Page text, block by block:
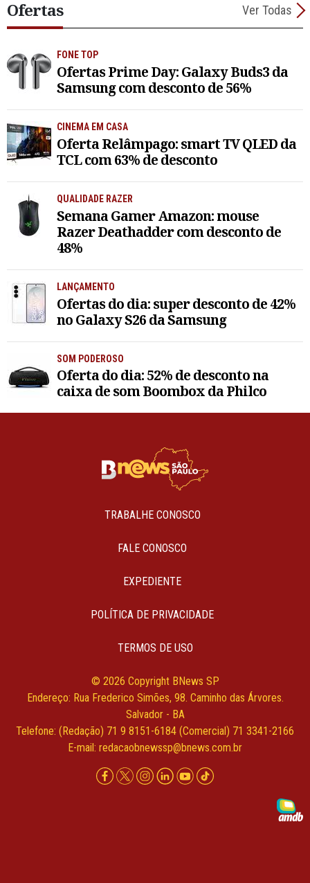
Ofertas Ver Todas
FONE TOP
Ofertas Prime Day: Galaxy Buds3 da
Samsung com desconto de 56%
CINEMA EM CASA
Oferta Relâmpago: smart TV QLED da
TCL com 63% de desconto
QUALIDADE RAZER
Semana Gamer Amazon: mouse
Razer Deathadder com desconto de
48%
LANÇAMENTO
Ofertas do dia: super desconto de 42%
no Galaxy S26 da Samsung
SOM PODEROSO
Oferta do dia: 52% de desconto na
caixa de som Boombox da Philco
TRABALHE CONOSCO
FALE CONOSCO
EXPEDIENTE
POLÍTICA DE PRIVACIDADE
TERMOS DE USO
© 2026 Copyright BNews SP
Endereço: Rua Frederico Simões, 98. Caminho das Árvores.
Salvador - BA
Telefone: (Redação) 71 9 8151-6184 (Comercial) 71 3341-2166
E-mail: redacaobnewssp@bnews.com.br